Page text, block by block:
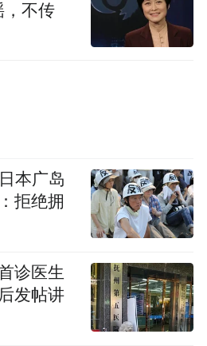
整治战果
合人工巡查+科技赋能，
，不传
本广岛
拒绝拥
诊医生
发帖讲